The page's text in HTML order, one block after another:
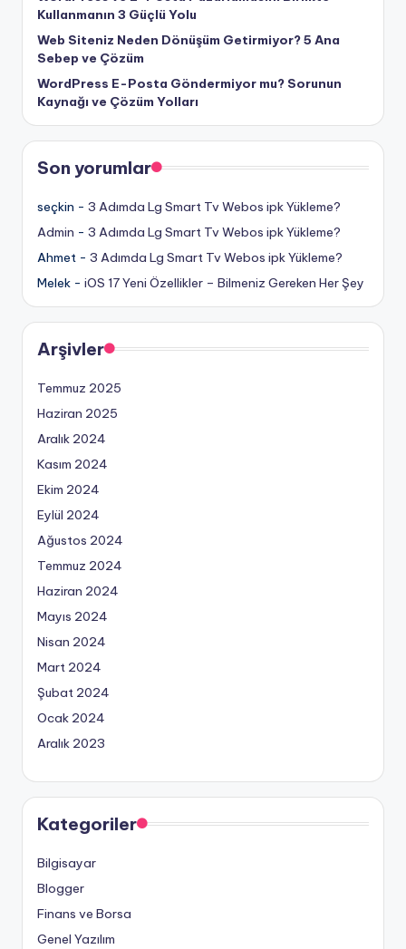
Kullanmanın 3 Güçlü Yolu
Web Siteniz Neden Dönüşüm Getirmiyor? 5 Ana
Sebep ve Çözüm
WordPress E-Posta Göndermiyor mu? Sorunun
Kaynağı ve Çözüm Yolları
Son yorumlar
seçkin - 3 Adımda Lg Smart Tv Webos ipk Yükleme?
Admin - 3 Adımda Lg Smart Tv Webos ipk Yükleme?
Ahmet - 3 Adımda Lg Smart Tv Webos ipk Yükleme?
Melek - iOS 17 Yeni Özellikler – Bilmeniz Gereken Her Şey
Arşivler
Temmuz 2025
Haziran 2025
Aralık 2024
Kasım 2024
Ekim 2024
Eylül 2024
Ağustos 2024
Temmuz 2024
Haziran 2024
Mayıs 2024
Nisan 2024
Mart 2024
Şubat 2024
Ocak 2024
Aralık 2023
Kategoriler
Bilgisayar
Blogger
Finans ve Borsa
Genel Yazılım